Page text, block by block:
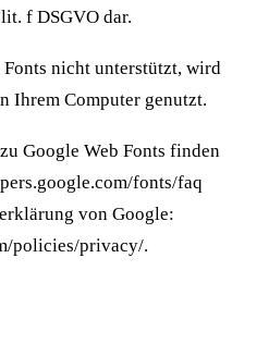
f DSGVO dar.
nicht unterstützt, wird
Ihrem Computer genutzt.
Google Web Fonts finden
fonts/faq
von Google:
policies/privacy/.